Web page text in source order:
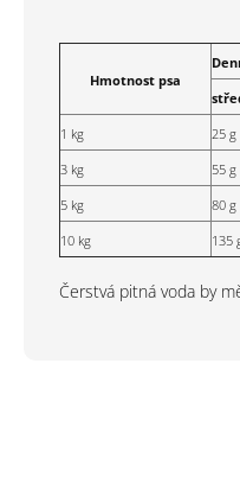
Hmotnost psa
1 kg
25 g
3 kg
55 g
5 kg
80 g
10 kg
135
Čerstvá pitná voda by